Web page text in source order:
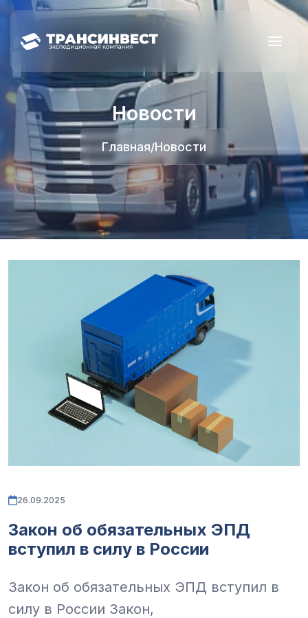
Новости
Главная/Новости
26.09.2025
Закон об обязательных ЭПД
вступил в силу в России
Закон об обязательных ЭПД вступил в
силу в России Закон,